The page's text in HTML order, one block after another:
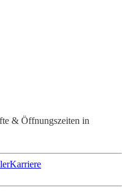
& Öffnungszeiten in
Karriere